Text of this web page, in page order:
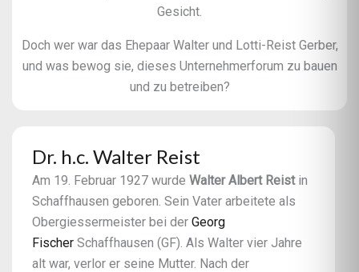
Gesicht.
Doch wer war das Ehepaar Walter und Lotti-Reist Gerber,
und was bewog sie, dieses Unternehmerforum zu bauen
und zu betreiben?
Dr. h.c. Walter Reist
Am 19. Februar 1927 wurde Walter Albert Reistin
Schaffhausen geboren. Sein Vater arbeitete als
Obergiessermeister bei der Georg
Fischer Schaffhausen (GF). Als Walter vier Jahre
alt war, verlor er seine Mutter. Nach der